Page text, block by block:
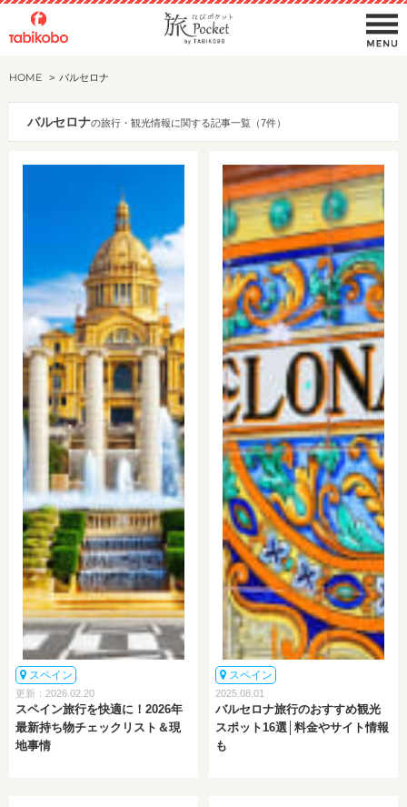
HOME バルセロナ
バルセロナの旅行・観光情報に関する記事一覧（7件）
スペイン
更新：2026.02.20
スペイン旅行を快適に！2026年
最新持ち物チェックリスト＆現
地事情
スペイン
2025.08.01
バルセロナ旅行のおすすめ観光
スポット16選│料金やサイト情報
も